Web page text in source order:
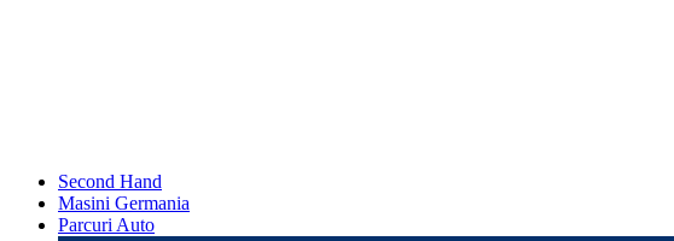
Second Hand
Masini Germania
Parcuri Auto